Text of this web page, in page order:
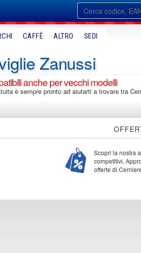
CAFFÈ ALTRO SEDI
Zanussi
anche per vecchi modelli
è sempre pronto ad aiutarti a trovare tra
Scopri la nostra
competitivi.
offerte di